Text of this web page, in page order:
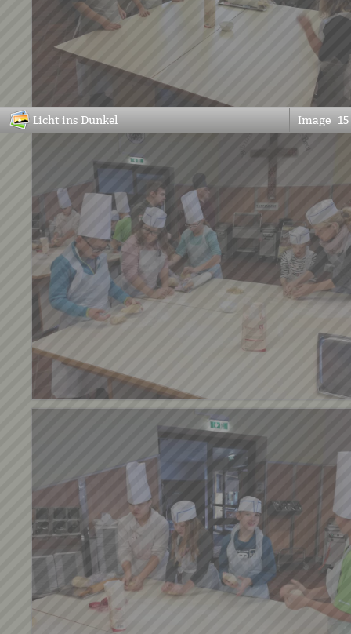
Licht ins Dunkel Image 15